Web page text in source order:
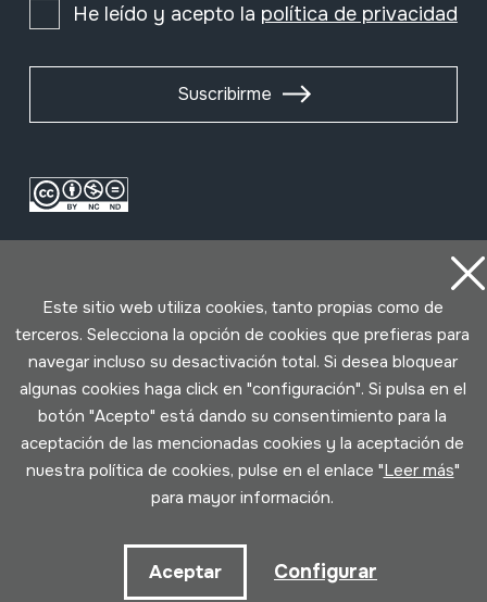
He leído y acepto la política de privacidad
Suscribirme
Política de cookies
Este sitio web utiliza cookies, tanto propias como de
terceros. Selecciona la opción de cookies que prefieras para
navegar incluso su desactivación total. Si desea bloquear
algunas cookies haga click en "configuración". Si pulsa en el
botón "Acepto" está dando su consentimiento para la
aceptación de las mencionadas cookies y la aceptación de
nuestra política de cookies, pulse en el enlace "Leer más"
para mayor información.
Aceptar Configurar